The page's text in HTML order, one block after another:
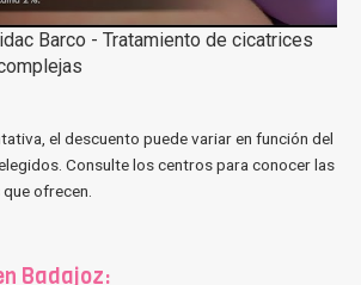
Barco - Tratamiento de cicatrices
el descuento puede variar en función del
Consulte los centros para conocer las
ofrecen.
Badajoz: